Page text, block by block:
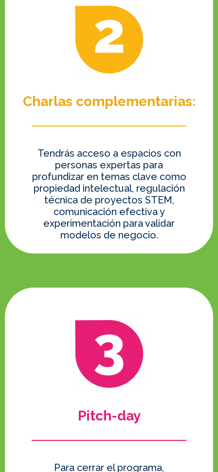
Charlas complementarias:
Tendrás acceso a espacios con
personas expertas para
profundizar en temas clave como
propiedad intelectual, regulación
técnica de proyectos STEM,
comunicación efectiva y
experimentación para validar
modelos de negocio.
Pitch-day
Para cerrar el programa,